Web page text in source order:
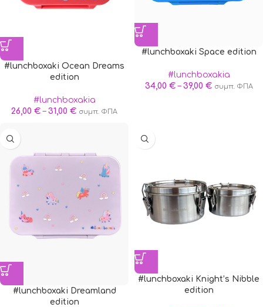
#lunchboxaki Ocean Dreams
edition
#lunchboxakia
26,00 € – 31,00 € συμπ. ΦΠΑ
#lunchboxaki Space edition
#lunchboxakia
34,00 € – 39,00 € συμπ. ΦΠΑ
#lunchboxaki Dreamland
edition
#lunchboxaki Knight’s Nibble
edition